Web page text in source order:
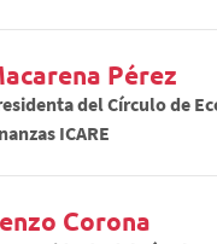
Pérez
del Círculo de
ICARE
Corona